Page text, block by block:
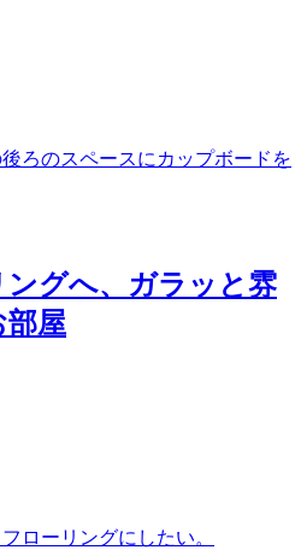
ろのスペースにカップボードを
グへ、ガラッと雰
部屋
ローリングにしたい。